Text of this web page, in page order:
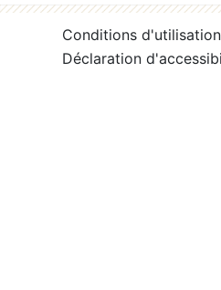
Conditions d'utilisation
Déclaration